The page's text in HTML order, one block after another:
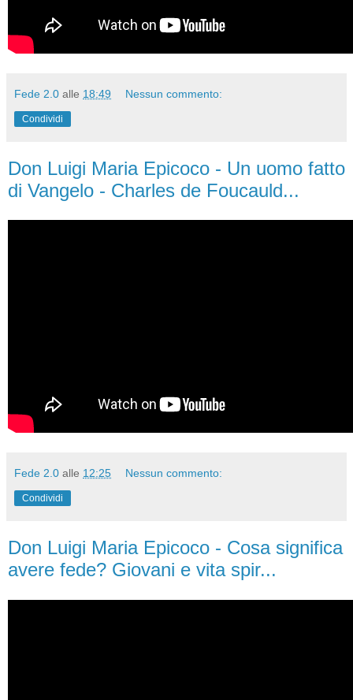
Fede 2.0 alle 18:49 Nessun commento:
Condividi
Don Luigi Maria Epicoco - Un uomo fatto
di Vangelo - Charles de Foucauld...
Fede 2.0 alle 12:25 Nessun commento:
Condividi
Don Luigi Maria Epicoco - Cosa significa
avere fede? Giovani e vita spir...